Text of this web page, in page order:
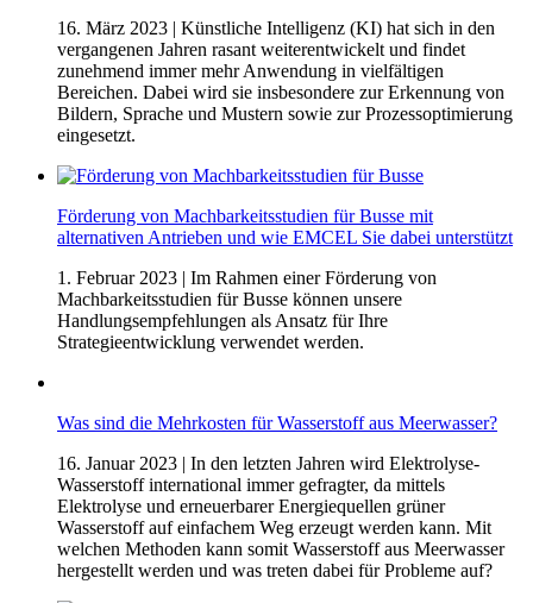
16. März 2023 | Künstliche Intelligenz (KI) hat sich in den
vergangenen Jahren rasant weiterentwickelt und findet
zunehmend immer mehr Anwendung in vielfältigen
Bereichen. Dabei wird sie insbesondere zur Erkennung von
Bildern, Sprache und Mustern sowie zur Prozessoptimierung
eingesetzt.
Förderung von Machbarkeitsstudien für Busse mit
alternativen Antrieben und wie EMCEL Sie dabei unterstützt
1. Februar 2023 | Im Rahmen einer Förderung von
Machbarkeitsstudien für Busse können unsere
Handlungsempfehlungen als Ansatz für Ihre
Strategieentwicklung verwendet werden.
Was sind die Mehrkosten für Wasserstoff aus Meerwasser?
16. Januar 2023 | In den letzten Jahren wird Elektrolyse-
Wasserstoff international immer gefragter, da mittels
Elektrolyse und erneuerbarer Energiequellen grüner
Wasserstoff auf einfachem Weg erzeugt werden kann. Mit
welchen Methoden kann somit Wasserstoff aus Meerwasser
hergestellt werden und was treten dabei für Probleme auf?